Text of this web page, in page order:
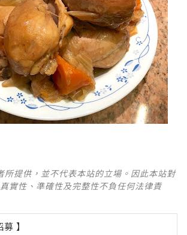
所提供，並不代表本站的立場。因此本站對
實性、準確性及完整性不負任何法律責
】